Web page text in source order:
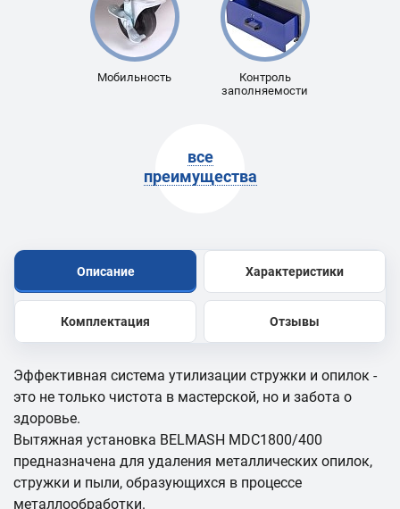
Мобильность
Контроль
заполняемости
все
преимущества
Описание Характеристики
Комплектация Отзывы
Эффективная система утилизации стружки и опилок -
это не только чистота в мастерской, но и забота о
здоровье.
Вытяжная установка BELMASH MDC1800/400
предназначена для удаления металлических опилок,
стружки и пыли, образующихся в процессе
металлообработки.